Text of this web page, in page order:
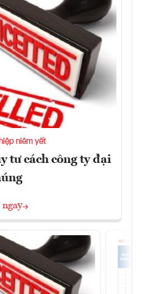
niêm yết
tư cách công ty đại